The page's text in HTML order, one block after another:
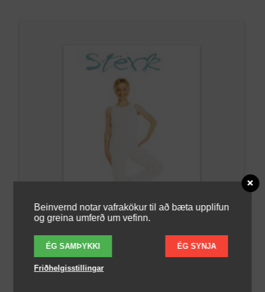
Beinvernd notar vafrakökur til að bæta upplifun
og greina umferð um vefinn.
ÉG SAMÞYKKI ÉG SYNJA
Friðhelgisstillingar